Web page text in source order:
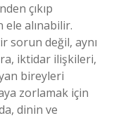
çıkıp
ele alınabilir.
sorun değil, aynı
iktidar ilişkileri,
bireyleri
zorlamak için
dinin ve